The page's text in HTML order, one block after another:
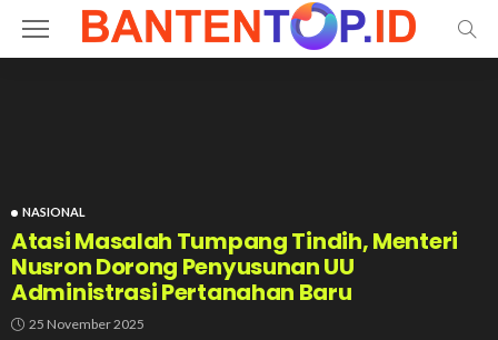
NASIONAL
Atasi Masalah Tumpang Tindih, Menteri
Nusron Dorong Penyusunan UU
Administrasi Pertanahan Baru
25 November 2025